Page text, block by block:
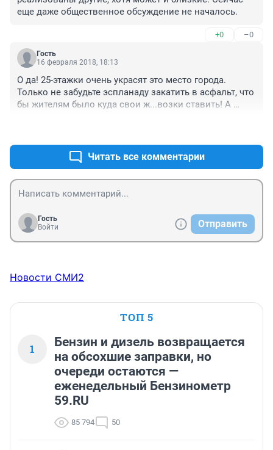
еще даже общественное обсуждение не началось.
+0 –0
Гость
16 февраля 2018, 18:13
О да! 25-этажки очень украсят это место города.
Только не забудьте эспланаду закатить в асфальт, что
бы жителям было куда свои ж...возки ставить! А
Меня всё устраивает в сегодняшнем виде.
Читать все комментарии
Гость
Войти
Отправить
Новости СМИ2
ТОП 5
1
Бензин и дизель возвращается
на обсохшие заправки, но
очереди остаются —
еженедельный Бензинометр
59.RU
85 794 50